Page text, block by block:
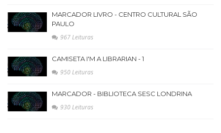
MARCADOR LIVRO - CENTRO CULTURAL SÃO
PAULO
967 Leituras
CAMISETA I'M A LIBRARIAN - 1
950 Leituras
MARCADOR - BIBLIOTECA SESC LONDRINA
930 Leituras